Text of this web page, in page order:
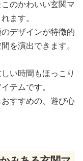
のかわいい玄関マ
ます。
デザインが特徴的
を演出できます。
い時間もほっこり
テムです。
すすめの、遊び心